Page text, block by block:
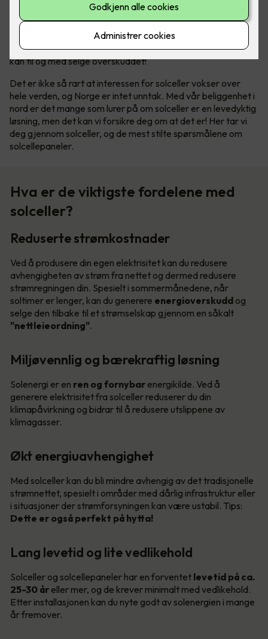
Bli din egen strømprodusent
Solenergi har blitt en stadig mer populær og bærekraftig
energikilde. Ikke bare produserer man sin egen energi, man
kan til og med selge overskuddet!
Det er ikke så rart at interessen for solceller vokser over
hele verden, og Norge er intet unntak. Med vår beliggenhet i
nord er det mange som lurer på om solceller er en levedyktig
løsning, men det kan vi forsikre deg om at det er! Her tar vi
deg gjennom solceller, og de mest stilte spørsmålene om
solcellepaneler.
Hva er de viktigste fordelene med
solceller?
Reduserte strømkostnader
Ved å produsere din egen elektrisitet kan du redusere
avhengigheten av strøm fra nettet og dermed redusere
strømregningen din. Spesielt i sommermånedene, når
soltimer er lenger, kan du generere energioverskudd og
selge den tilbake til et strømselskap gjennom en såkalt
"nettleieordning".
Miljøvennlig og bærekraftig løsning
Solenergi er en ren og fornybar energikilde. Ved å
generere elektrisitet fra solceller reduserer du din
klimapåvirkning og bidrar til å redusere utslippene av
klimagasser.
Økt energiuavhengighet
Med solceller kan du bli mindre avhengig av det tradisjonelle
strømnettet, spesielt i områder med dårlig infrastruktur eller
i situasjoner der strømforsyningen kan være ustabil. Tips:
Dette er også perfekt på hytta!
Lang levetid og lite vedlikehold
Solceller og solcellepaneler har en forventet levetid på ca.
25-30 år eller mer, og de krever minimalt med vedlikehold.
Etter installasjonen kan du nyte godt av solenergien i mange
år fremover.